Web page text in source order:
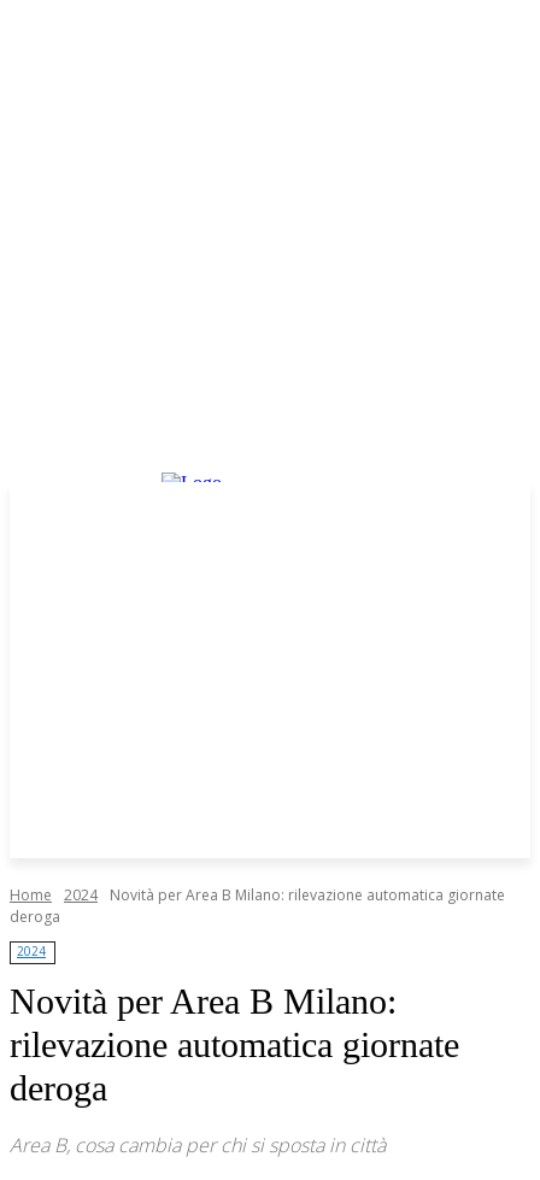
Home 2024
Novità per Area B Milano: rilevazione automatica giornate
deroga
2024
Novità per Area B Milano:
rilevazione automatica giornate
deroga
Area B, cosa cambia per chi si sposta in città